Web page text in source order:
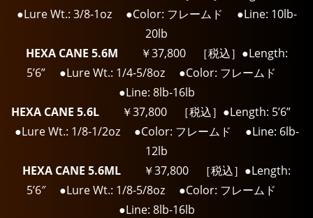
●Lure Wt.: 3/8-1oz ●Color: フレームド ●Line: 10lb-
20lb
HEXA CANE 5.6M ￥37,800 ［税込］●Length:
5’6” ●Lure Wt.: 1/4-5/8oz ●Color: フレームド
●Line: 8lb-16lb
HEXA CANE 5.6L ￥37,800 ［税込］●Length: 5’6”
●Lure Wt.: 1/8-1/2oz ●Color: フレームド ●Line: 6lb-
12lb
HEXA CANE 5.6ML ￥37,800 ［税込］●Length:
5’6″ ●Lure Wt.: 1/8-5/8oz ●Color: フレームド
●Line: 8lb-16lb